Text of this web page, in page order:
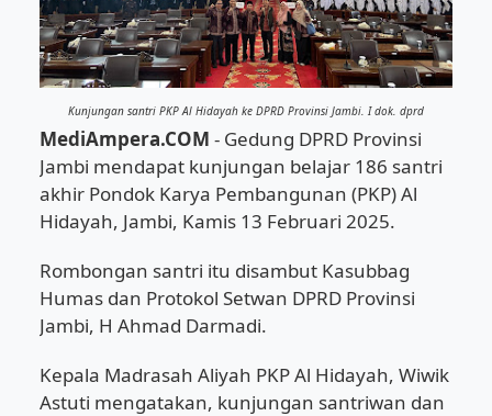
Kunjungan santri PKP Al Hidayah ke DPRD Provinsi Jambi. I dok. dprd
MediAmpera.COM - Gedung DPRD Provinsi
Jambi mendapat kunjungan belajar 186 santri
akhir Pondok Karya Pembangunan (PKP) Al
Hidayah, Jambi, Kamis 13 Februari 2025.
Rombongan santri itu disambut Kasubbag
Humas dan Protokol Setwan DPRD Provinsi
Jambi, H Ahmad Darmadi.
Kepala Madrasah Aliyah PKP Al Hidayah, Wiwik
Astuti mengatakan, kunjungan santriwan dan